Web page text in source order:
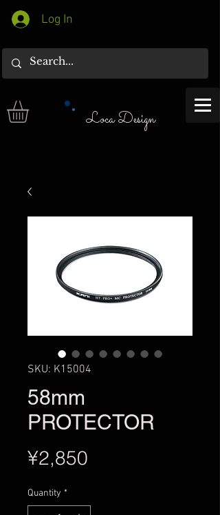
Log In
Loca Design
SKU: K15004
58mm
PROTECTOR
¥2,850
Quantity *